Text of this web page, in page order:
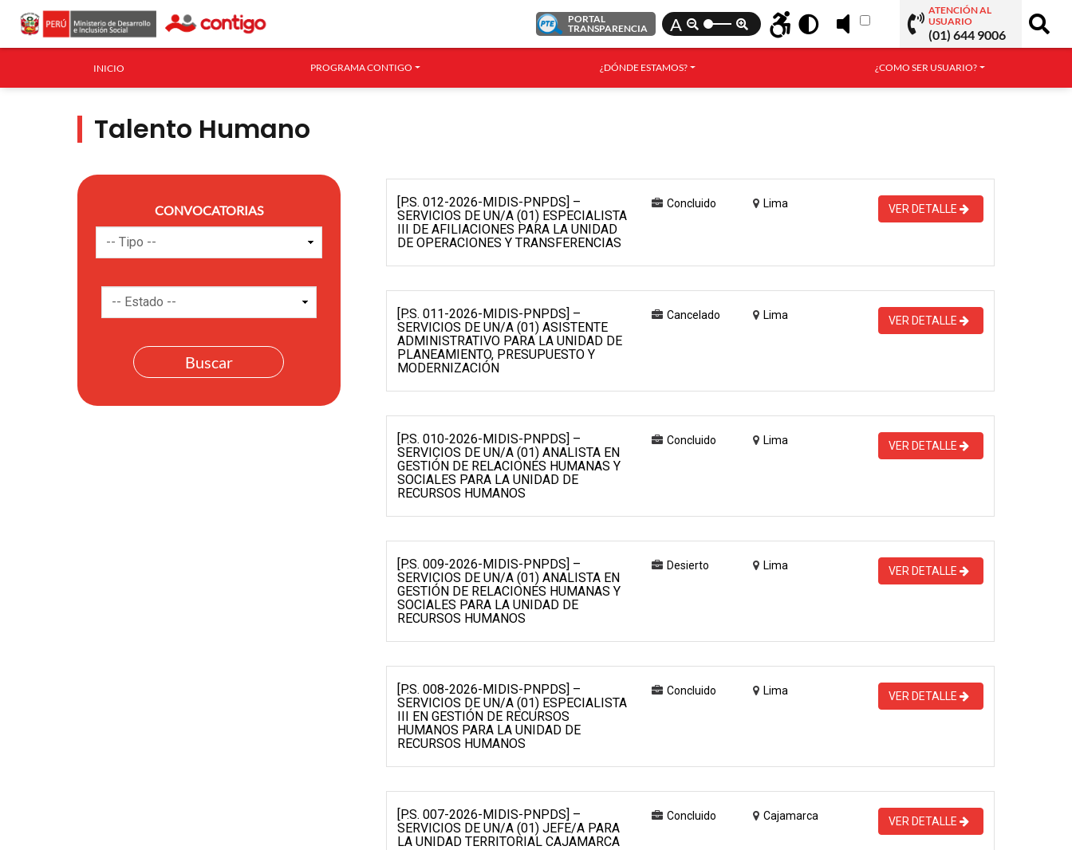
PORTAL
TRANSPARENCIA
A
ATENCIÓN AL
USUARIO
(01) 644 9006
INICIO PROGRAMA CONTIGO ¿DÓNDE ESTAMOS? ¿COMO SER USUARIO?
Talento Humano
CONVOCATORIAS
[P.S. 012-2026-MIDIS-PNPDS] –
SERVICIOS DE UN/A (01) ESPECIALISTA
III DE AFILIACIONES PARA LA UNIDAD
DE OPERACIONES Y TRANSFERENCIAS
Concluido Lima VER DETALLE
[P.S. 011-2026-MIDIS-PNPDS] –
SERVICIOS DE UN/A (01) ASISTENTE
ADMINISTRATIVO PARA LA UNIDAD DE
PLANEAMIENTO, PRESUPUESTO Y
MODERNIZACIÓN
Cancelado Lima VER DETALLE
[P.S. 010-2026-MIDIS-PNPDS] –
SERVICIOS DE UN/A (01) ANALISTA EN
GESTIÓN DE RELACIONES HUMANAS Y
SOCIALES PARA LA UNIDAD DE
RECURSOS HUMANOS
Concluido Lima VER DETALLE
[P.S. 009-2026-MIDIS-PNPDS] –
SERVICIOS DE UN/A (01) ANALISTA EN
GESTIÓN DE RELACIONES HUMANAS Y
SOCIALES PARA LA UNIDAD DE
RECURSOS HUMANOS
Desierto Lima VER DETALLE
[P.S. 008-2026-MIDIS-PNPDS] –
SERVICIOS DE UN/A (01) ESPECIALISTA
III EN GESTIÓN DE RECURSOS
HUMANOS PARA LA UNIDAD DE
RECURSOS HUMANOS
Concluido Lima VER DETALLE
[P.S. 007-2026-MIDIS-PNPDS] –
SERVICIOS DE UN/A (01) JEFE/A PARA
LA UNIDAD TERRITORIAL CAJAMARCA
Concluido Cajamarca VER DETALLE